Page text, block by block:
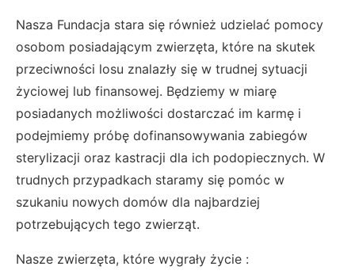
Nasza Fundacja stara się również udzielać pomocy
osobom posiadającym zwierzęta, które na skutek
przeciwności losu znalazły się w trudnej sytuacji
życiowej lub finansowej. Będziemy w miarę
posiadanych możliwości dostarczać im karmę i
podejmiemy próbę dofinansowywania zabiegów
sterylizacji oraz kastracji dla ich podopiecznych. W
trudnych przypadkach staramy się pomóc w
szukaniu nowych domów dla najbardziej
potrzebujących tego zwierząt.
Nasze zwierzęta, które wygrały życie :